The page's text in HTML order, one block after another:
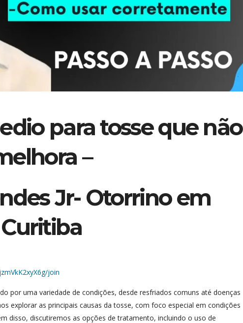
para tosse que não
–
Jr- Otorrino em
Curitiba
join
por uma variedade de condições, desde resfriados comuns até doenças
explorar as principais causas da tosse, com foco especial em condições
disso, discutiremos as opções de tratamento, incluindo o uso de